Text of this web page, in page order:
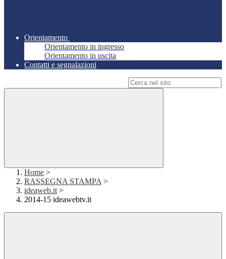
Orientamento
Orientamento in ingresso
Orientamento in uscita
Contatti e segnalazioni
Home >
RASSEGNA STAMPA >
ideaweb.it >
2014-15 ideawebtv.it